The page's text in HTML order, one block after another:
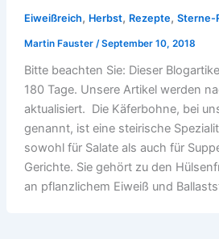
Eiweißreich, Herbst, Rezepte, Sterne-
Martin Fauster /September 10, 2018
Bitte beachten Sie: Dieser
180 Tage. Unsere Artikel werden
aktualisiert. Die Käferbohne, bei
genannt, ist eine steirische
sowohl für Salate als auch für
Gerichte. Sie gehört zu den
an pflanzlichem Eiweiß und